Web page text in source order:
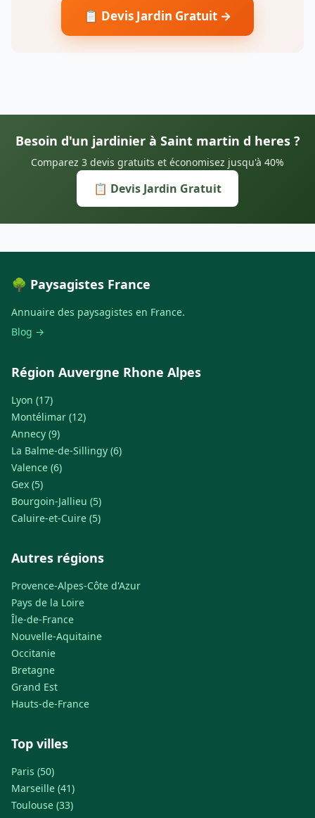
📋 Devis Jardin Gratuit →
Besoin d'un jardinier à Saint martin d heres ?
Comparez 3 devis gratuits et économisez jusqu'à 40%
📋 Devis Jardin Gratuit
🌳 Paysagistes France
Annuaire des paysagistes en France.
Blog →
Région Auvergne Rhone Alpes
Lyon (17)
Montélimar (12)
Annecy (9)
La Balme-de-Sillingy (6)
Valence (6)
Gex (5)
Bourgoin-Jallieu (5)
Caluire-et-Cuire (5)
Autres régions
Provence-Alpes-Côte d'Azur
Pays de la Loire
Île-de-France
Nouvelle-Aquitaine
Occitanie
Bretagne
Grand Est
Hauts-de-France
Top villes
Paris (50)
Marseille (41)
Toulouse (33)